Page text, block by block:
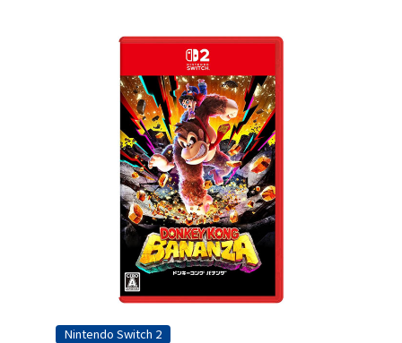
Nintendo Switch 2